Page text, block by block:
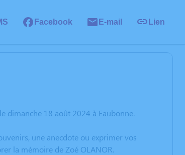
Facebook E-mail Lien
dimanche 18 août 2024 à Eaubonne.
une anecdote ou exprimer vos
la mémoire de Zoé OLANOR.